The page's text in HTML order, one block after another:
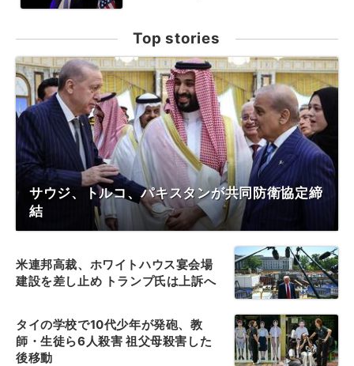
Top stories
サウジ、トルコ、パキスタンが共同防衛協定締
結
米連邦高裁、ホワイトハウス宴会場
建設を差し止め トランプ氏は上訴へ
タイの学校で10代少年が発砲、教
師・生徒ら6人殺害 祖父母殺害した
後移動